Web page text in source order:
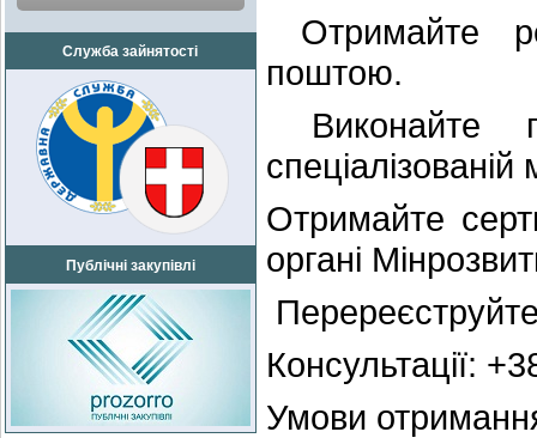
Служба зайнятості
Публічні закупівлі
Отримайте
поштою.
Виконайте
спеціалізованій
Отримайте
органі
Консультації:
Умови